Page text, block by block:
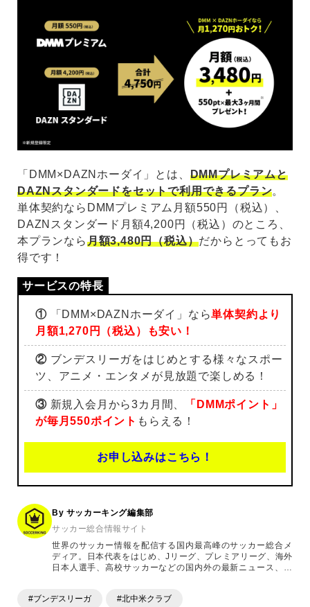
「DMM×DAZNホーダイ」とは、 DMMプレミアムと
DAZNスタンダードをセットで利用できるプラン。
単体契約ならDMMプレミアム月額550円（税込）、
DAZNスタンダード月額4,200円（税込）のところ、
本プランなら月額3,480円（税込）だからとってもお
得です！
①「DMM×DAZNホーダイ」なら単体契約より
月額1,270円（税込）も安い！
②ブンデスリーガをはじめとする様々なスポー
ツ、アニメ・エンタメが見放題で楽しめる！
③新規入会月から3カ月間、
「DMMポイント」
が毎月550ポイント もらえる！
お申し込みはこちら！
By サッカーキング編集部
サッカー総合情報サイト
世界のサッカー情報を配信する国内最高峰のサッカー総合メ
ディア。日本代表をはじめ、Jリーグ、プレミアリーグ、海外
日本人選手、高校サッカーなどの国内外の最新ニュース、コ
ます。「X」「Instagram」「YouTube」「TikTok」など、
#ブンデスリーガ #北中米クラブ